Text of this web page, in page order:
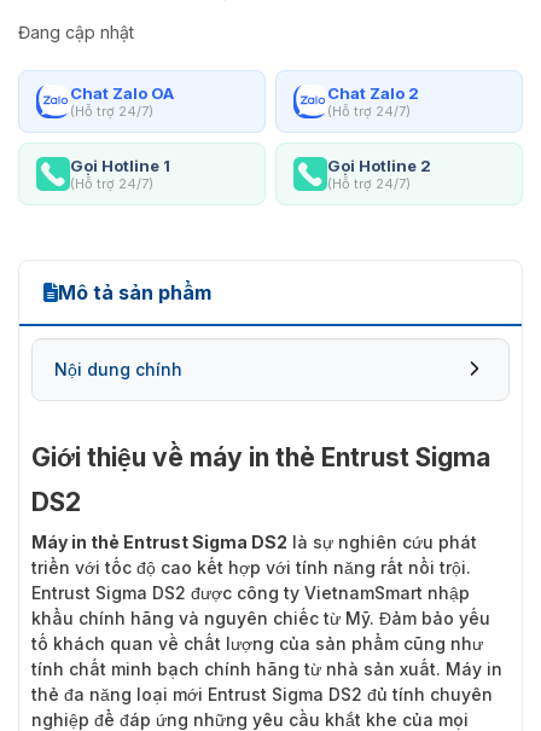
Đang cập nhật
Chat Zalo OA
(Hỗ trợ 24/7)
Chat Zalo 2
(Hỗ trợ 24/7)
Gọi Hotline 1
(Hỗ trợ 24/7)
Gọi Hotline 2
(Hỗ trợ 24/7)
Mô tả sản phẩm
Nội dung chính
Giới thiệu về máy in thẻ Entrust Sigma
DS2
Máy in thẻ Entrust Sigma DS2 là sự nghiên cứu phát
triển với tốc độ cao kết hợp với tính năng rất nổi trội.
Entrust Sigma DS2 được công ty VietnamSmart nhập
khẩu chính hãng và nguyên chiếc từ Mỹ. Đảm bảo yếu
tố khách quan về chất lượng của sản phẩm cũng như
tính chất minh bạch chính hãng từ nhà sản xuất. Máy in
thẻ đa năng loại mới Entrust Sigma DS2 đủ tính chuyên
nghiệp để đáp ứng những yêu cầu khắt khe của mọi